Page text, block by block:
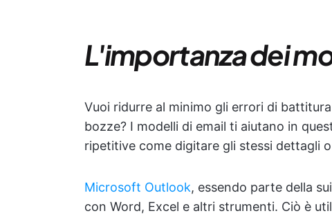
L'importanza dei
Vuoi ridurre al minimo gli errori di
bozze? I modelli di email ti aiutano in
ripetitive come digitare gli stessi dettagli
Microsoft Outlook, essendo parte della
con Word, Excel e altri strumenti. Ciò è